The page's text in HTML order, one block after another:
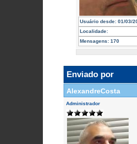
Usuário desde: 01/03/
Localidade:
Mensagens: 170
Enviado por
AlexandreCosta
Administrador